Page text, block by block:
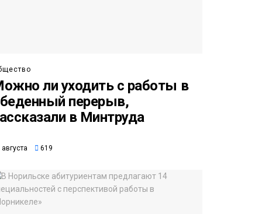
ли уходить с работы в
перерыв,
в Минтруда
619